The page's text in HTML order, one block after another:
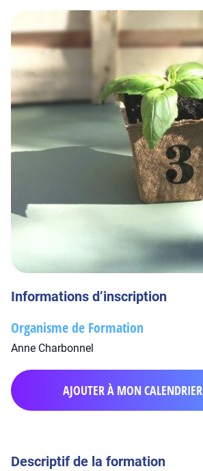
Informations d’inscription
Organisme de Formation
Anne Charbonnel
AJOUTER À MON CALENDRIER
Descriptif de la formation